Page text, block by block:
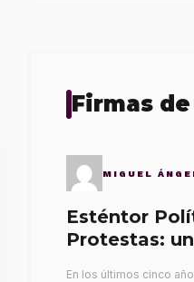
Firmas
MIGUEL
Esténtor
Protestas:
En los últimos cinco